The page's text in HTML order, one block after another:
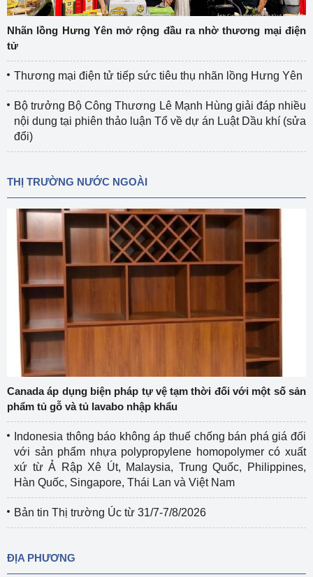
Nhãn lồng Hưng Yên mở rộng đầu ra nhờ thương mại điện
tử
Thương mại điện tử tiếp sức tiêu thụ nhãn lồng Hưng Yên
Bộ trưởng Bộ Công Thương Lê Mạnh Hùng giải đáp nhiều
nội dung tại phiên thảo luận Tổ về dự án Luật Dầu khí (sửa
đổi)
THỊ TRƯỜNG NƯỚC NGOÀI
Canada áp dụng biện pháp tự vệ tạm thời đối với một số sản
phẩm tủ gỗ và tủ lavabo nhập khẩu
Indonesia thông báo không áp thuế chống bán phá giá đối
với sản phẩm nhựa polypropylene homopolymer có xuất
xứ từ Ả Rập Xê Út, Malaysia, Trung Quốc, Philippines,
Hàn Quốc, Singapore, Thái Lan và Việt Nam
Bản tin Thị trường Úc từ 31/7-7/8/2026
ĐỊA PHƯƠNG